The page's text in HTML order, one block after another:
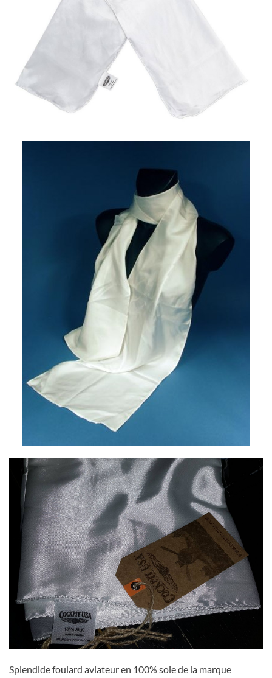
Splendide foulard aviateur en 100% soie de la marque